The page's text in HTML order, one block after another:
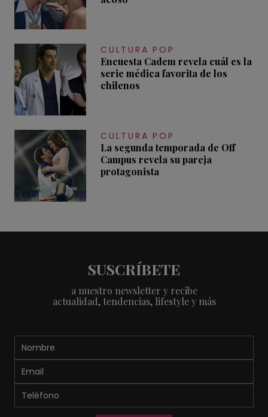
CULTURA POP
Encuesta Cadem revela cuál es la
serie médica favorita de los
chilenos
CULTURA POP
La segunda temporada de Off
Campus revela su pareja
protagonista
SUSCRÍBETE
a nuestro newsletter y recibe
actualidad, tendencias, lifestyle y más